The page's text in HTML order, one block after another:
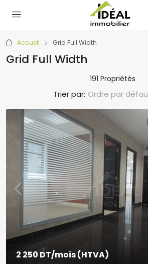
Accueil Grid Full Width
Grid Full Width
191 Propriétés
Trier par: Ordre par
2 250 DT/mois (HTVA)